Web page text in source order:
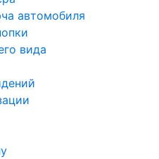
автомобиля
вида